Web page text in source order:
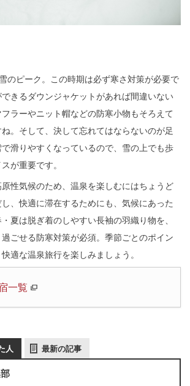
のピーク。この時期は必ず寒さ対策が必要で
きるダウンジャケットがあれば間違いない
ラーやニット帽などの防寒小物もそろえて
。そして、決して忘れてはならないのが足
滑りやすくなっているので、雪の上でも歩
が重要です。
性気候のため、温泉を楽しむにはちょうど
、快適に滞在するためにも、気候にあった
夏は脱ぎ着のしやすい長袖の羽織り物を、
ごせる防寒対策が必須。季節ごとのポイン
適な温泉旅行を楽しみましょう。
一覧
人 最新の記事